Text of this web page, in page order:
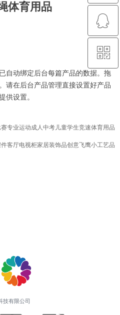
体育用品
专业运动成人中考儿童学生竞速体育用品
客厅电视柜家居装饰品创意飞鹰小工艺品
自动绑定后台每篇产品的数据。拖
请在后台产品管理直接设置好产品
供设置。
技有限公司
88888888
ꁗ
QQ客服
ꀥ
微信二维码